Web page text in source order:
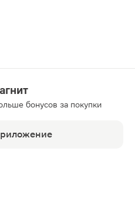
бонусов за покупки